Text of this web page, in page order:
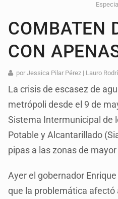
COMBATEN
CON
por Jessica Pilar Pérez | Lauro
La crisis de escasez de
metrópoli desde el 9 de
Sistema Intermunicipal de
Potable y Alcantarillado
pipas a las zonas de
Ayer el gobernador
que la problemática afectó